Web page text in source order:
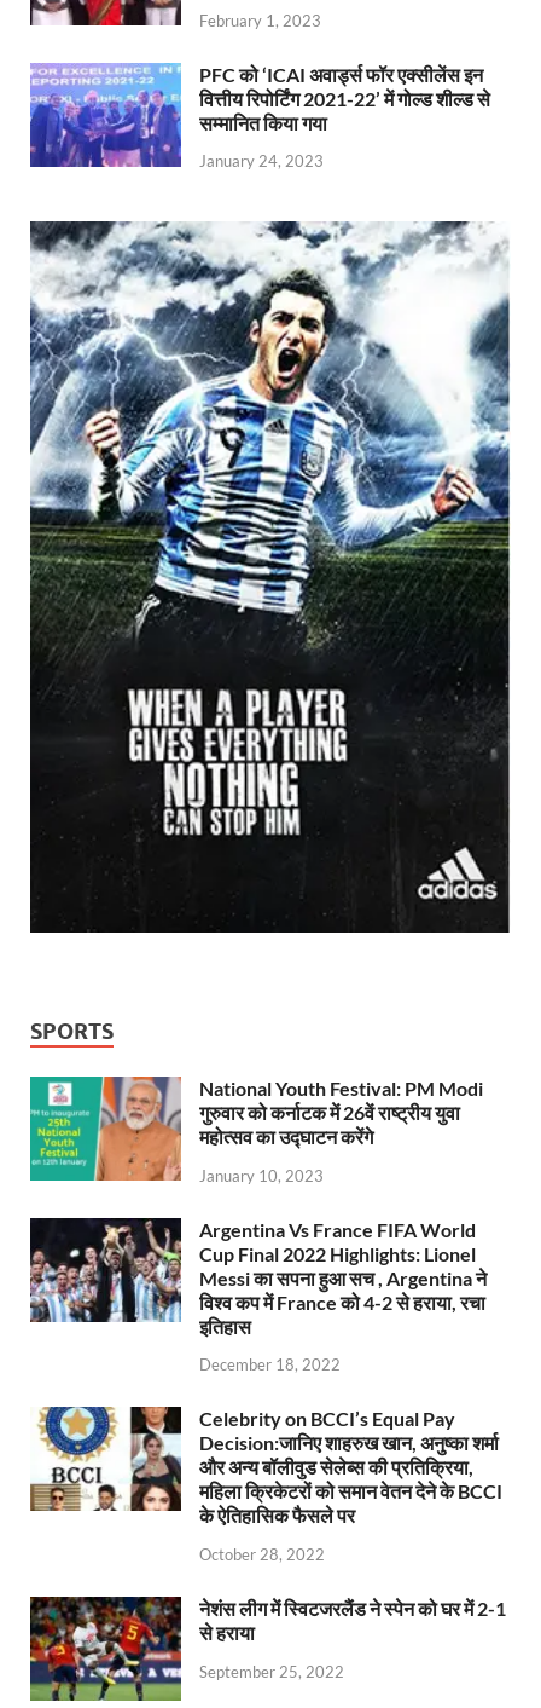
February 1, 2023
PFC को ‘ICAI अवार्ड्स फॉर एक्सीलेंस इन
वित्तीय रिपोर्टिंग 2021-22’ में गोल्ड शील्ड से
सम्मानित किया गया
January 24, 2023
SPORTS
National Youth Festival: PM Modi
गुरुवार को कर्नाटक में 26वें राष्ट्रीय युवा
महोत्सव का उद्घाटन करेंगे
January 10, 2023
Argentina Vs France FIFA World
Cup Final 2022 Highlights: Lionel
Messi का सपना हुआ सच , Argentina ने
विश्व कप में France को 4-2 से हराया, रचा
इतिहास
December 18, 2022
Celebrity on BCCI’s Equal Pay
Decision:जानिए शाहरुख खान, अनुष्का शर्मा
और अन्य बॉलीवुड सेलेब्स की प्रतिक्रिया,
महिला क्रिकेटरों को समान वेतन देने के BCCI
के ऐतिहासिक फैसले पर
October 28, 2022
नेशंस लीग में स्विटजरलैंड ने स्पेन को घर में 2-1
से हराया
September 25, 2022